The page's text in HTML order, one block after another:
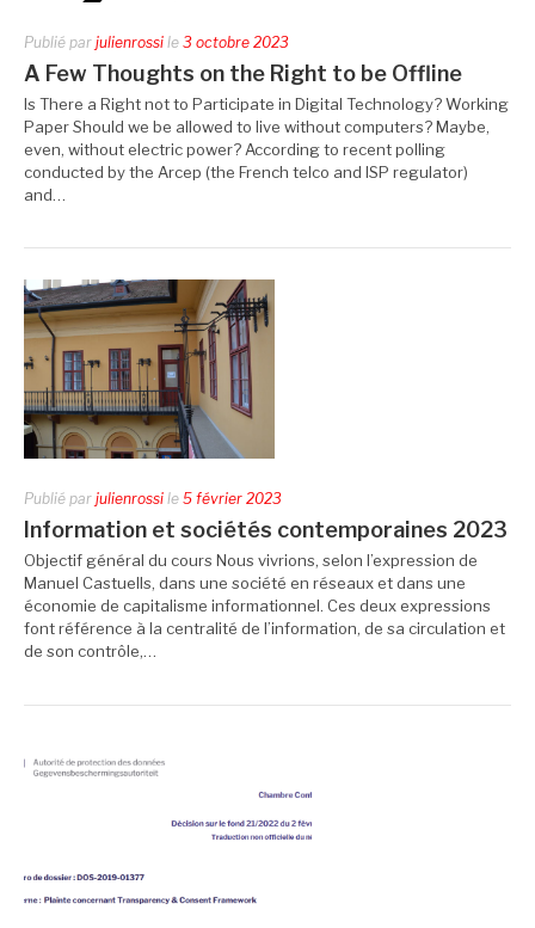
Publié par julienrossi le 3 octobre 2023
A Few Thoughts on the Right to be Offline
Is There a Right not to Participate in Digital Technology? Working
Paper Should we be allowed to live without computers? Maybe,
even, without electric power? According to recent polling
conducted by the Arcep (the French telco and ISP regulator)
and…
Publié par julienrossi le 5 février 2023
Information et sociétés contemporaines 2023
Objectif général du cours Nous vivrions, selon l’expression de
Manuel Castuells, dans une société en réseaux et dans une
économie de capitalisme informationnel. Ces deux expressions
font référence à la centralité de l’information, de sa circulation et
de son contrôle,…